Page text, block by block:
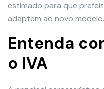
estimado para que
adaptem ao novo modelo.
Entenda
o IVA